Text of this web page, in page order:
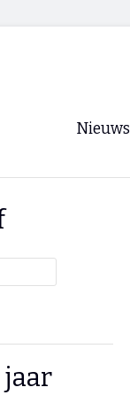
Nieuws
jaar